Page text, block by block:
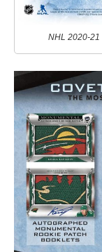
NHL 2020-21